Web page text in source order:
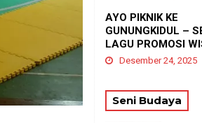
AYO PIKNIK KE
GUNUNGKIDUL –
LAGU PROMOSI
Desember 24, 2025
Seni Budaya